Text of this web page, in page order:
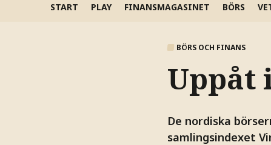
START PLAY FINANSMAGASINET BÖRS
BÖRS OCH FINANS
Uppåt
De nordiska
samlingsindexet